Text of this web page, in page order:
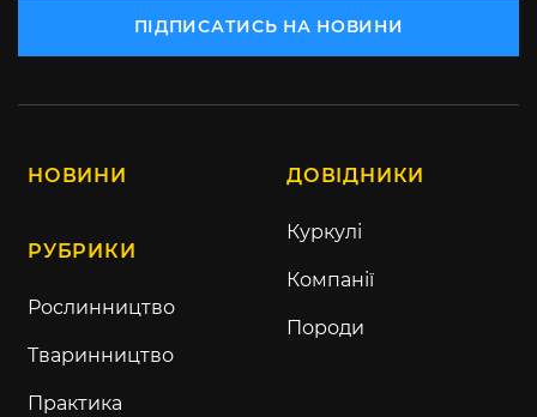
ПІДПИСАТИСЬ НА НОВИНИ
НОВИНИ
РУБРИКИ
Рослинництво
Тваринництво
Практика
ДОВІДНИКИ
Куркулі
Компанії
Породи